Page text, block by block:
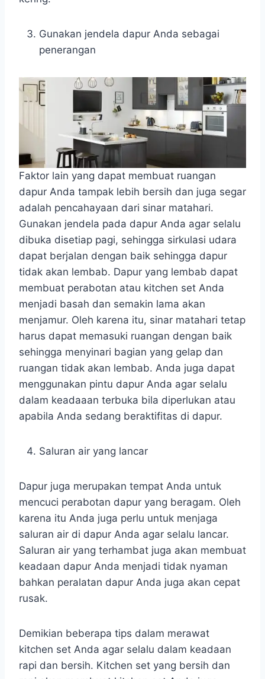
Gunakan jendela dapur Anda sebagai
penerangan
Faktor lain yang dapat membuat ruangan
dapur Anda tampak lebih bersih dan juga segar
adalah pencahayaan dari sinar matahari.
Gunakan jendela pada dapur Anda agar selalu
dibuka disetiap pagi, sehingga sirkulasi udara
dapat berjalan dengan baik sehingga dapur
tidak akan lembab. Dapur yang lembab dapat
membuat perabotan atau kitchen set Anda
menjadi basah dan semakin lama akan
menjamur. Oleh karena itu, sinar matahari tetap
harus dapat memasuki ruangan dengan baik
sehingga menyinari bagian yang gelap dan
ruangan tidak akan lembab. Anda juga dapat
menggunakan pintu dapur Anda agar selalu
dalam keadaaan terbuka bila diperlukan atau
apabila Anda sedang beraktifitas di dapur.
Saluran air yang lancar
Dapur juga merupakan tempat Anda untuk
mencuci perabotan dapur yang beragam. Oleh
karena itu Anda juga perlu untuk menjaga
saluran air di dapur Anda agar selalu lancar.
Saluran air yang terhambat juga akan membuat
keadaan dapur Anda menjadi tidak nyaman
bahkan peralatan dapur Anda juga akan cepat
rusak.
Demikian beberapa tips dalam merawat
kitchen set Anda agar selalu dalam keadaan
rapi dan bersih. Kitchen set yang bersih dan